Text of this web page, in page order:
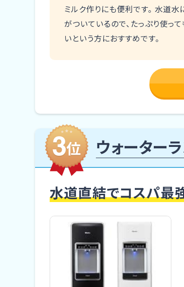
ミルク作りにも便利です。 水道
がついているので、たっぷり使っ
いという方におすすめです。
ウォーター
水道直結でコスパ最